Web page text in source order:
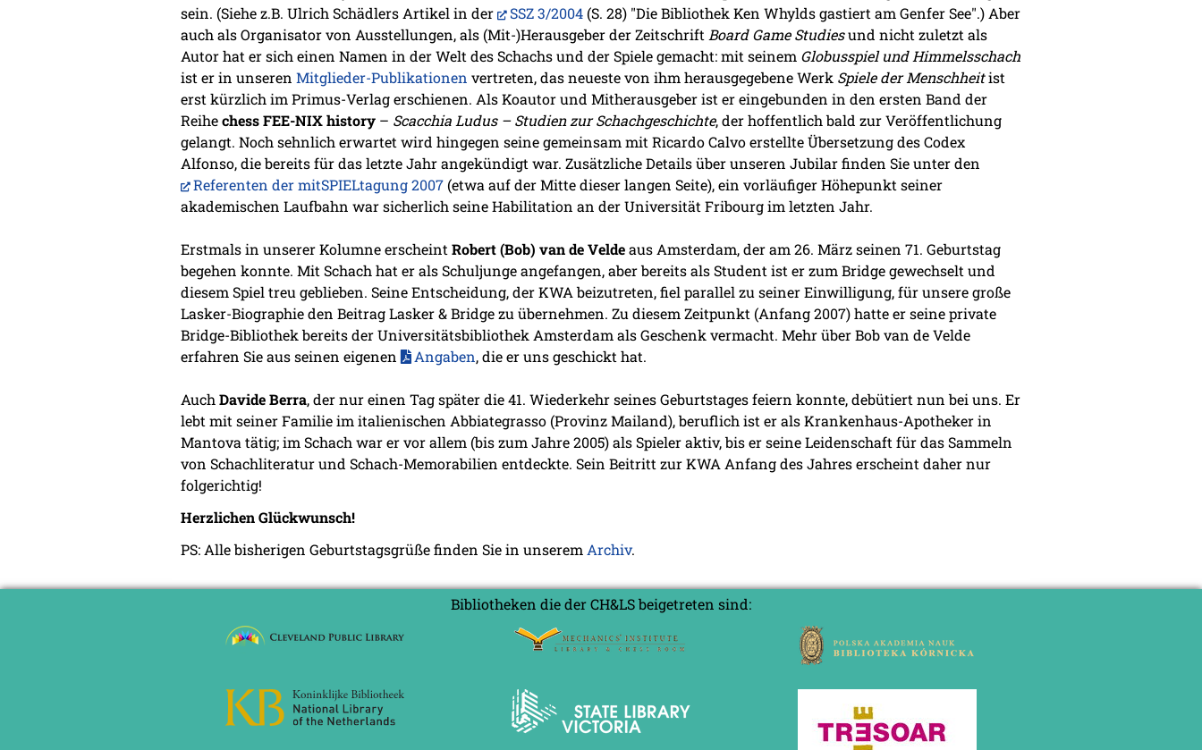
sein. (Siehe z.B. Ulrich Schädlers Artikel in der
SSZ 3/2004(S. 28) "Die Bibliothek Ken Whylds gastiert am Genfer See".) Aber
auch als Organisator von Ausstellungen, als (Mit-)Herausgeber der ZeitschriftBoard Game Studiesund nicht zuletzt als
Autor hat er sich einen Namen in der Welt des Schachs und der Spiele gemacht: mit seinem Globusspiel und Himmelsschach
ist er in unseren Mitglieder-Publikationen vertreten, das neueste von ihm herausgegebene Werk Spiele der Menschheitist
erst kürzlich im Primus-Verlag erschienen. Als Koautor und Mitherausgeber ist er eingebunden in den ersten Band der
Reihechess FEE-NIX history – Scacchia Ludus – Studien zur Schachgeschichte, der hoffentlich bald zur Veröffentlichung
gelangt. Noch sehnlich erwartet wird hingegen seine gemeinsam mit Ricardo Calvo erstellte Übersetzung des Codex
Alfonso, die bereits für das letzte Jahr angekündigt war. Zusätzliche Details über unseren Jubilar finden Sie unter den
Referenten der mitSPIELtagung 2007(etwa auf der Mitte dieser langen Seite), ein vorläufiger Höhepunkt seiner
akademischen Laufbahn war sicherlich seine Habilitation an der Universität Fribourg im letzten Jahr.
Erstmals in unserer Kolumne erscheintRobert (Bob) van de Veldeaus Amsterdam, der am 26. März seinen 71. Geburtstag
begehen konnte. Mit Schach hat er als Schuljunge angefangen, aber bereits als Student ist er zum Bridge gewechselt und
diesem Spiel treu geblieben. Seine Entscheidung, der KWA beizutreten, fiel parallel zu seiner Einwilligung, für unsere große
Lasker-Biographie den Beitrag Lasker & Bridge zu übernehmen. Zu diesem Zeitpunkt (Anfang 2007) hatte er seine private
Bridge-Bibliothek bereits der Universitätsbibliothek Amsterdam als Geschenk vermacht. Mehr über Bob van de Velde
erfahren Sie aus seinen eigenen
Angaben, die er uns geschickt hat.
AuchDavide Berra, der nur einen Tag später die 41. Wiederkehr seines Geburtstages feiern konnte, debütiert nun bei uns. Er
lebt mit seiner Familie im italienischen Abbiategrasso (Provinz Mailand), beruflich ist er als Krankenhaus-Apotheker in
Mantova tätig; im Schach war er vor allem (bis zum Jahre 2005) als Spieler aktiv, bis er seine Leidenschaft für das Sammeln
von Schachliteratur und Schach-Memorabilien entdeckte. Sein Beitritt zur KWA Anfang des Jahres erscheint daher nur
folgerichtig!
Herzlichen Glückwunsch!
PS: Alle bisherigen Geburtstagsgrüße finden Sie in unseremArchiv.
Bibliotheken die der CH&LS beigetreten sind: